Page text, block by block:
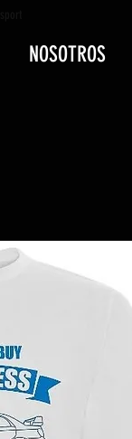
NOSOTROS